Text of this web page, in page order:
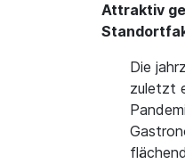
Attraktiv
Die
zuletzt